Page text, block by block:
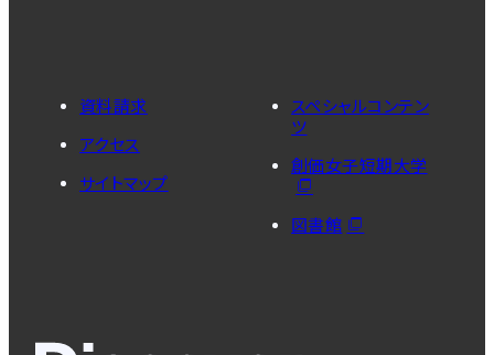
資料請求
アクセス
サイトマップ
スペシャルコンテン
ツ
創価女子短期大学
図書館